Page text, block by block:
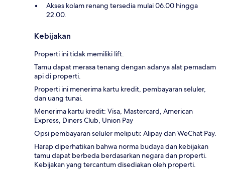
Akses kolam renang tersedia mulai 06.00 hingga
22.00.
Kebijakan
Properti ini tidak memiliki lift.
Tamu dapat merasa tenang dengan adanya alat pemadam
api di properti.
Properti ini menerima kartu kredit, pembayaran seluler,
dan uang tunai.
Menerima kartu kredit: Visa, Mastercard, American
Express, Diners Club, Union Pay
Opsi pembayaran seluler meliputi: Alipay dan WeChat Pay.
Harap diperhatikan bahwa norma budaya dan kebijakan
tamu dapat berbeda berdasarkan negara dan properti.
Kebijakan yang tercantum disediakan oleh properti.